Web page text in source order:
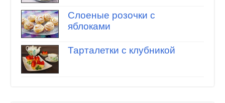
Слоеные розочки с
яблоками
Тарталетки с клубникой